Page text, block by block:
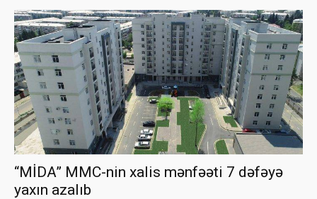
“MİDA” MMC-nin xalis mənfəəti 7 dəfəyə
yaxın azalıb